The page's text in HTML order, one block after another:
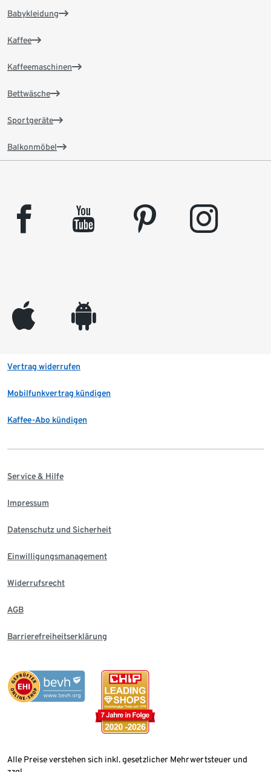
Babykleidung
Kaffee
Kaffeemaschinen
Bettwäsche
Sportgeräte
Balkonmöbel
facebook youtube pinterest instagram
appleinc android
Vertrag widerrufen
Mobilfunkvertrag kündigen
Kaffee-Abo kündigen
Service & Hilfe
Impressum
Datenschutz und Sicherheit
Einwilligungsmanagement
Widerrufsrecht
AGB
Barrierefreiheitserklärung
Alle Preise verstehen sich inkl. gesetzlicher Mehrwertsteuer und